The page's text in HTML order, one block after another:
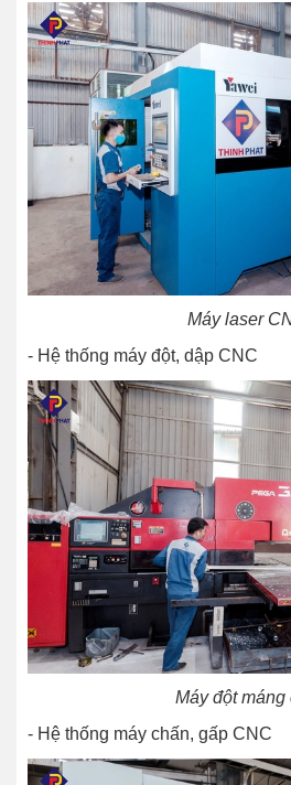
Máy laser
- Hệ thống máy đột, dập CNC
Máy đột máng
- Hệ thống máy chấn, gấp CNC